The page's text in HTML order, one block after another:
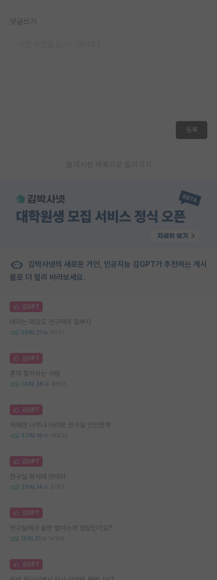
댓글쓰기
등록
게시판 목록으로 돌아가기
김박사넷의 새로운 거인, 인공지능 김GPT가 추천하는 게시
물로 더 멀리 바라보세요.
김GPT
여자는 외모도 연구력의 일부지
98 21 9031
김GPT
혼자 할거하는 사람
28 36 8666
김GPT
저에겐 너무나 어려운 연구실 인간관계
43 16 18932
김GPT
연구실 회식때 딴따라
39 14 8197
김GPT
연구실에서 술판 벌이는게 정상인가요?
18 21 14198
김GPT